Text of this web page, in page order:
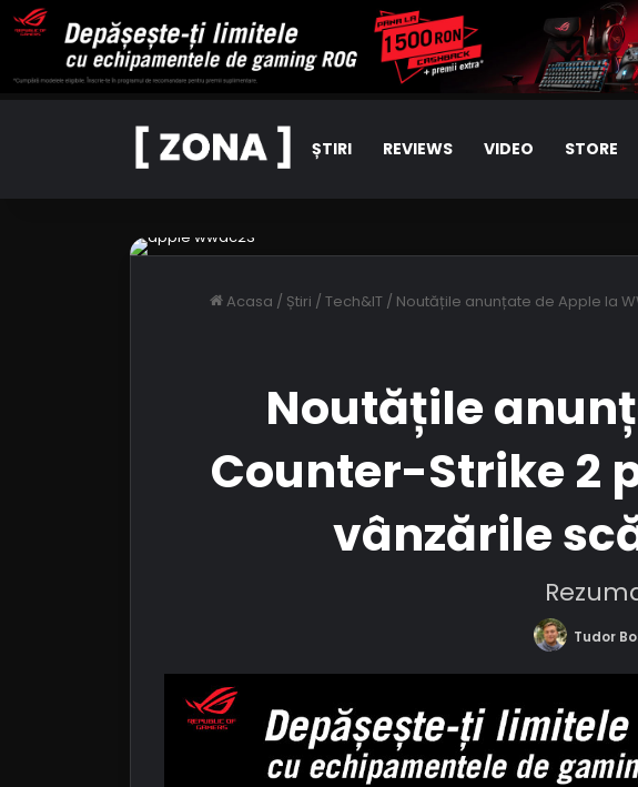
ȘTIRI REVIEWS VIDEO STORE
Acasa / Știri / Tech&IT / Noutățile anunțate de Apple la
Noutățile
Counter-Strike 2
vânzările
Tudor